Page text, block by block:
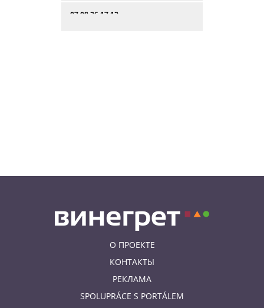
07.08.26 17:12
О ПРОЕКТЕ
КОНТАКТЫ
РЕКЛАМА
SPOLUPRÁCE S PORTÁLEM